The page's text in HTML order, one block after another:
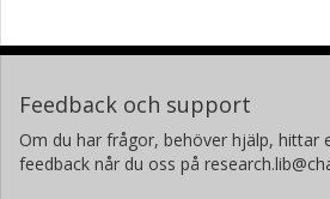
Feedback och support
Om du har frågor, behöver hjälp, hittar
feedback når du oss på